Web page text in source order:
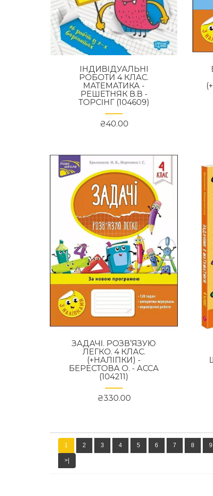
ІНДИВІДУАЛЬНІ
РОБОТИ 4 КЛАС.
МАТЕМАТИКА -
РЕШЕТНЯК В.В -
ТОРСІНГ (104609)
₴40.00
ЗАДАЧІ. РОЗВ’ЯЗУЮ
ЛЕГКО. 4 КЛАС.
(+НАЛІПКИ) -
БЕРЕСТОВА О. - АССА
(104211)
₴330.00
1 2 3 4 5 6 7 8 9
>|